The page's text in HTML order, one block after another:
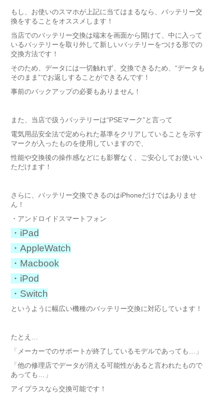
もし、お使いのスマホが上記に当てはまるなら、バッテリー交
換をすることをオススメします！
当店でのバッテリー交換は端末を画面から開けて、中に入って
いるバッテリーを取り外して新しいバッテリーをつける形での
交換方法です！
そのため、データには一切触れず、交換できるため、“データも
そのまま”でお返しすることができるんです！
事前のバックアップの必要もありません！
また、当店で扱うバッテリーは“PSEマーク”と言って
電気用品安全法で定められた基準をクリアしていることを示す
マークが入ったものを使用していますので、
性能や交換後の操作感などにも影響なく、ご安心してお使いい
ただけます！
さらに、バッテリー交換できるのはiPhoneだけではありませ
ん！
・アンドロイドスマートフォン
・iPad
・AppleWatch
・Macbook
・iPod
・Switch
というように幅広い機種のバッテリー交換に対応しています！
たとえ…
「メーカーでのサポートが終了しているモデルであっても…」
「他の修理店でデータが消える可能性があると言われたもので
あっても…」
アイプラスなら交換可能です！